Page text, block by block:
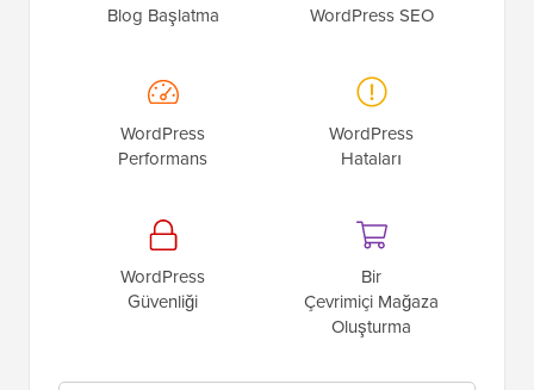
Blog Başlatma WordPress SEO
WordPress
Performans
WordPress
Hataları
WordPress
Güvenliği
Bir
Çevrimiçi Mağaza
Oluşturma